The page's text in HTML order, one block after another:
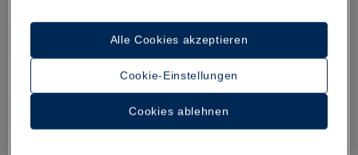
Besseres, als einen Kaffeespezialität in den
modernen Cafés zu genießen oder das Teatro del
Soho CaixaBank zu besuchen, um in die lokale
Theaterszene einzutauchen.
Cookie-Einstellungen
Cookies ablehnen
Alle Cookies akzeptieren